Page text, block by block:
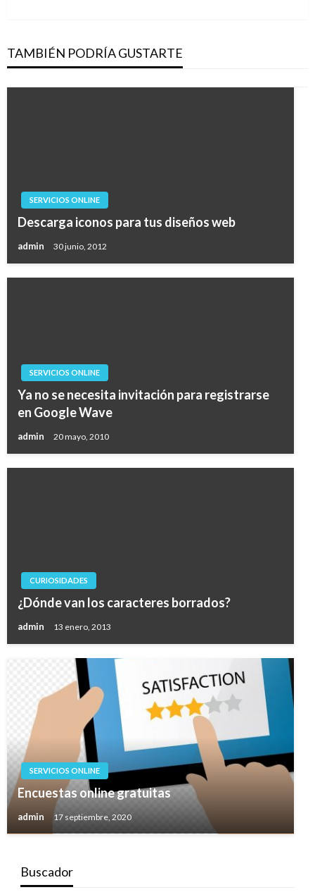
TAMBIÉN PODRÍA GUSTARTE
SERVICIOS ONLINE
Descarga iconos para tus diseños web
admin 30 junio, 2012
SERVICIOS ONLINE
Ya no se necesita invitación para registrarse
en Google Wave
admin 20 mayo, 2010
CURIOSIDADES
¿Dónde van los caracteres borrados?
admin 13 enero, 2013
SERVICIOS ONLINE
Encuestas online gratuitas
admin 17 septiembre, 2020
Buscador